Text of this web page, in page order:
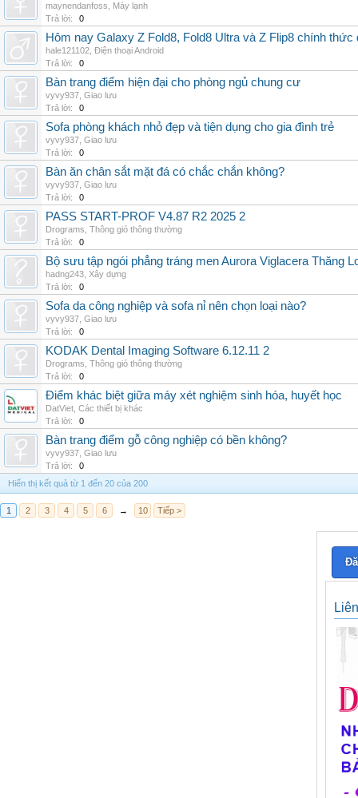
maynendanfoss
Máy lạnh
Trả lời:
0
Hôm nay Galaxy Z Fold8, Fold8 Ultra và Z Flip8 chính
hale121102 Điện thoại Android
Trả lời:
0
Bàn trang điểm hiện đại cho phòng ngủ chung cư
vyvy937 Giao lưu
Trả lời:
0
Sofa phòng khách nhỏ đẹp và tiện dụng cho gia đình trẻ
vyvy937 Giao lưu
Trả lời:
0
Bàn ăn chân sắt mặt đá có chắc chắn không?
vyvy937 Giao lưu
Trả lời:
0
PASS START-PROF V4.87 R2 2025 2
Drograms Thông gió thông thường
Trả lời:
0
Bộ sưu tập ngói phẳng tráng men Aurora Viglacera Thăng
hadng243 Xây dựng
Trả lời:
0
Sofa da công nghiệp và sofa nỉ nên chọn loại nào?
vyvy937 Giao lưu
Trả lời:
0
KODAK Dental Imaging Software 6.12.11 2
Drograms Thông gió thông thường
Trả lời:
0
Điểm khác biệt giữa máy xét nghiệm sinh hóa, huyết học
DatViet Các thiết bị khác
Trả lời:
0
Bàn trang điểm gỗ công nghiệp có bền không?
vyvy937 Giao lưu
Trả lời:
0
Hiển thị kết quả từ 1 đến 20 của 200
1 2 3 4 5 6 → 10 Tiếp >